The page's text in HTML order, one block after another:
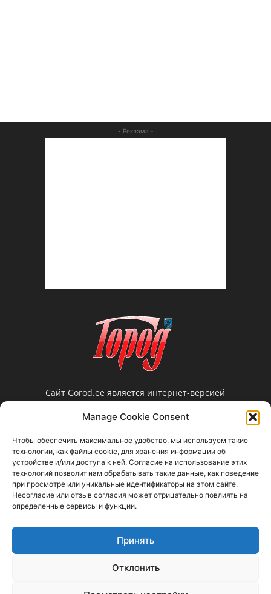
Manage Cookie Consent
Чтобы обеспечить максимальное удобство, мы используем такие
технологии, как файлы cookie, для хранения информации об
устройстве и/или доступа к ней. Согласие на использование этих
технологий позволит нам обрабатывать такие данные, как поведение
при просмотре или уникальные идентификаторы на этом сайте.
Несогласие или отзыв согласия может отрицательно повлиять на
определенные сервисы и функции.
Принять
Отклонить
- Реклама -
Сайт Gorod.ee является интернет-версией
нарвской еженедельной газеты «Город».
Редакция не несет ответственности за
рекламных объявлениях и не предоставляет
справочной информации.
Свяжитесь с нами:gorod@gorod.ee
Реклама в газету / Reklaam ajalehes
Правовая информация